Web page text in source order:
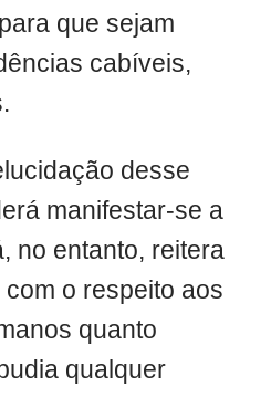
que sejam
cabíveis,
desse
manifestar-se a
no entanto, reitera
o respeito aos
quanto
qualquer